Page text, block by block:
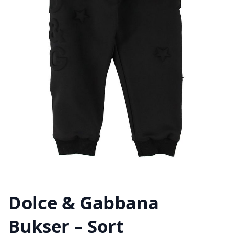
Dolce & Gabbana
Bukser – Sort